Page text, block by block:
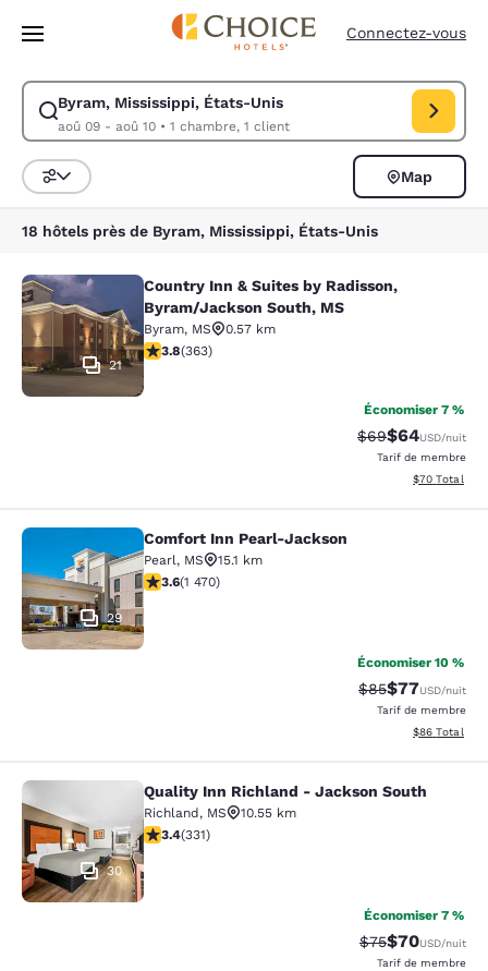
Passer à Contenu Principal
Connectez-vous
Byram, Mississippi, États-Unis
aoû 09 - aoû 10• 1 chambre, 1 client
Modifiez la recherche pour Byram, Mississippi, États-Unis. Date
Trier et filtrer
Map
18 hôtels près de Byram, Mississippi, États-Unis
Country Inn & Suites by Radisson,
21
Country Inn & Suites by Radisson,
Byram/Jackson South, MS
Byram, MS
0.57 km
3.75 étoiles. Bien. 363 commentaires
3.8(363)
Économiser 7 %
Tarif barré :
$69Tarif réduit :
$64USD/nuit
Tarif de membre
Afficher les
$70 Total
Comfort Inn Pearl-Jackson
29
Comfort Inn Pearl-Jackson
Pearl, MS
15.1 km
3.64 étoiles. Bien. 1470 commentaires
3.6(1 470)
Économiser 10 %
Tarif barré :
$85Tarif réduit :
$77USD/nuit
Tarif de membre
Afficher les
$86 Total
Quality Inn Richland - Jackson
30
Quality Inn Richland - Jackson South
Richland, MS
10.55 km
3.4 étoiles. Bien. 331 commentaires
3.4(331)
Économiser 7 %
Tarif barré :
$75Tarif réduit :
$70USD/nuit
Tarif de membre